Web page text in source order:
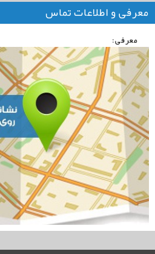
معرفی و اطلاعات تماس
معرفی: